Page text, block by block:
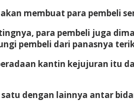
membuat para pembeli
para pembeli juga
pembeli dari panasnya
kantin kejujuran itu
dengan lainnya antar